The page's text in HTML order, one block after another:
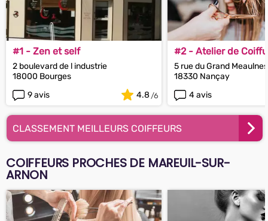
#1 - Zen et self
2 boulevard de l industrie
18000 Bourges
9 avis
4.8
#2 - Atelier de
5 rue du Grand Meaulnes
18330 Nançay
4 avis
CLASSEMENT MEILLEURS COIFFEURS
COIFFEURS PROCHES DE MAREUIL-SUR-
ARNON